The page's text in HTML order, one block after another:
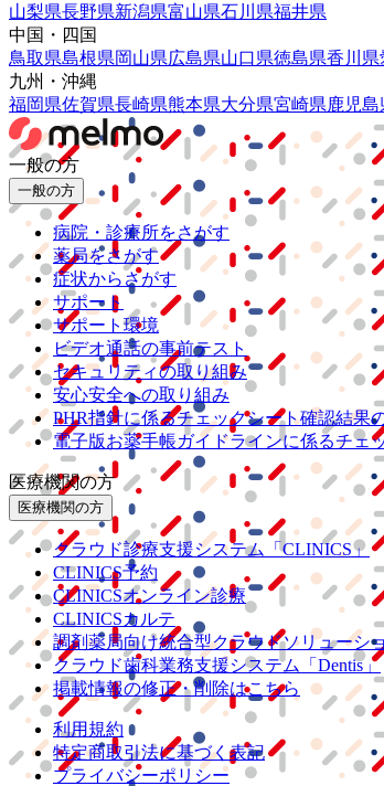
山梨県長野県新潟県富山県石川県福井県
中国・四国
鳥取県島根県岡山県広島県山口県徳島県香川県
九州・沖縄
福岡県佐賀県長崎県熊本県大分県宮崎県鹿児島
一般の方
一般の方
病院・診療所をさがす
薬局をさがす
症状からさがす
サポート
サポート環境
ビデオ通話の事前テスト
セキュリティの取り組み
安心安全への取り組み
PHR指針に係るチェックシート確認結果
電子版お薬手帳ガイドラインに係るチェ
医療機関の方
医療機関の方
クラウド診療支援システム
「CLINICS」
CLINICS予約
CLINICSオンライン診療
CLINICSカルテ
調剤薬局向け統合型クラウドソリューシ
クラウド歯科業務支援システム
「Dentis」
掲載情報の修正・削除はこちら
利用規約
特定商取引法に基づく表記
プライバシーポリシー